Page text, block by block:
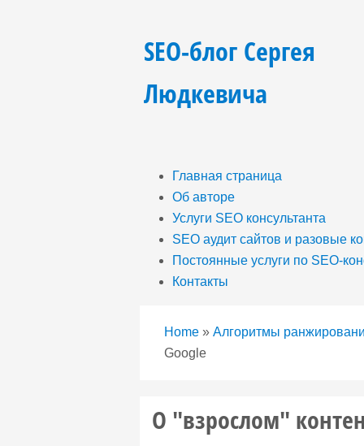
SEO-блог Сергея
Людкевича
Главная страница
Об авторе
Услуги SEO консультанта
SEO аудит сайтов и разовые
Постоянные услуги по SEO-
Контакты
Home » Алгоритмы
Google
О "взрослом"